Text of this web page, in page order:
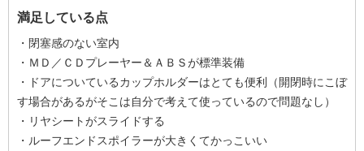
満足している点
・閉塞感のない室内
・ＭＤ／ＣＤプレーヤー＆ＡＢＳが標準装備
・ドアについているカップホルダーはとても便利（開閉時にこぼ
す場合があるがそこは自分で考えて使っているので問題なし）
・リヤシートがスライドする
・ルーフエンドスポイラーが大きくてかっこいい